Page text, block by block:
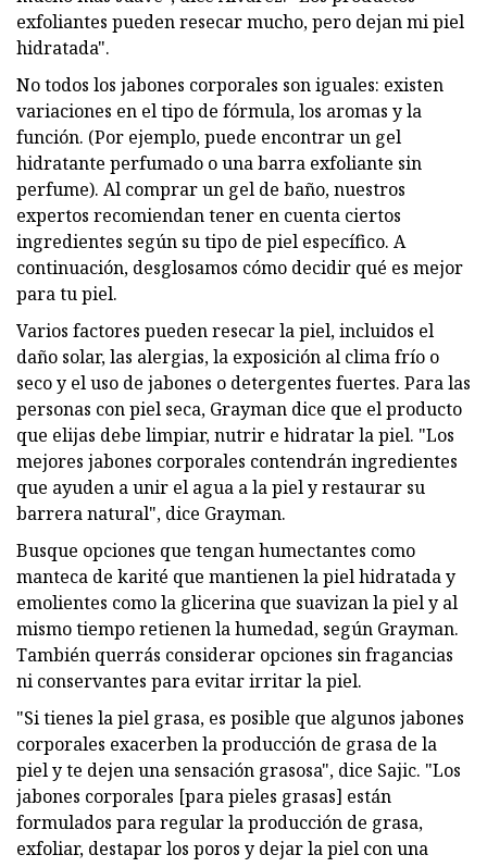
exfoliantes pueden resecar mucho, pero dejan mi piel
hidratada".
No todos los jabones corporales son iguales: existen
variaciones en el tipo de fórmula, los aromas y la
función. (Por ejemplo, puede encontrar un gel
hidratante perfumado o una barra exfoliante sin
perfume). Al comprar un gel de baño, nuestros
expertos recomiendan tener en cuenta ciertos
ingredientes según su tipo de piel específico. A
continuación, desglosamos cómo decidir qué es mejor
para tu piel.
Varios factores pueden resecar la piel, incluidos el
daño solar, las alergias, la exposición al clima frío o
seco y el uso de jabones o detergentes fuertes. Para las
personas con piel seca, Grayman dice que el producto
que elijas debe limpiar, nutrir e hidratar la piel. "Los
mejores jabones corporales contendrán ingredientes
que ayuden a unir el agua a la piel y restaurar su
barrera natural", dice Grayman.
Busque opciones que tengan humectantes como
manteca de karité que mantienen la piel hidratada y
emolientes como la glicerina que suavizan la piel y al
mismo tiempo retienen la humedad, según Grayman.
También querrás considerar opciones sin fragancias
ni conservantes para evitar irritar la piel.
"Si tienes la piel grasa, es posible que algunos jabones
corporales exacerben la producción de grasa de la
piel y te dejen una sensación grasosa", dice Sajic. "Los
jabones corporales [para pieles grasas] están
formulados para regular la producción de grasa,
exfoliar, destapar los poros y dejar la piel con una